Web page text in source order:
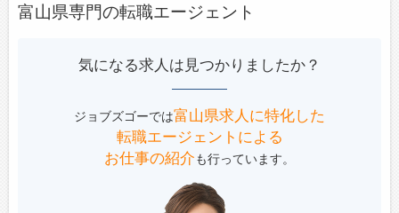
富山県専門の転職エージェント
気になる求人は見つかりましたか？
ジョブズゴーでは富山県求人に特化した
転職エージェントによる
お仕事の紹介も行っています。